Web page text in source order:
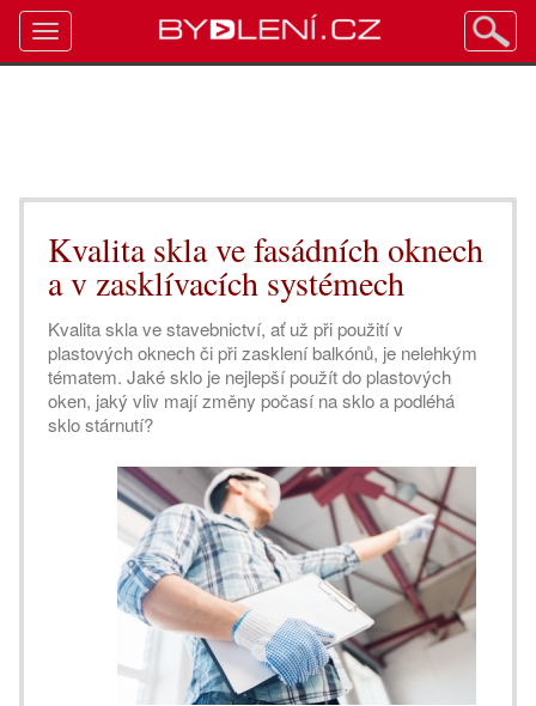
Kvalita skla ve fasádních oknech
a v zasklívacích systémech
Kvalita skla ve stavebnictví, ať už při použití v
plastových oknech či při zasklení balkónů, je nelehkým
tématem. Jaké sklo je nejlepší použít do plastových
oken, jaký vliv mají změny počasí na sklo a podléhá
sklo stárnutí?
Toggle
navigation